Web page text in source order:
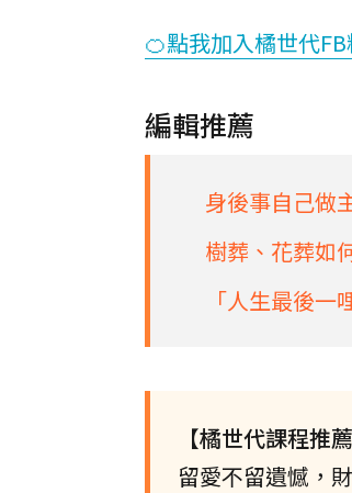
🍊點我加入橘世代
編輯推薦
身後事自己做
樹葬、花葬如
「人生最後
【橘世代課程推薦
留愛不留遺憾，